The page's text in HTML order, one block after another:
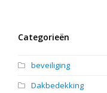
Categorieën
beveiliging
Dakbedekking